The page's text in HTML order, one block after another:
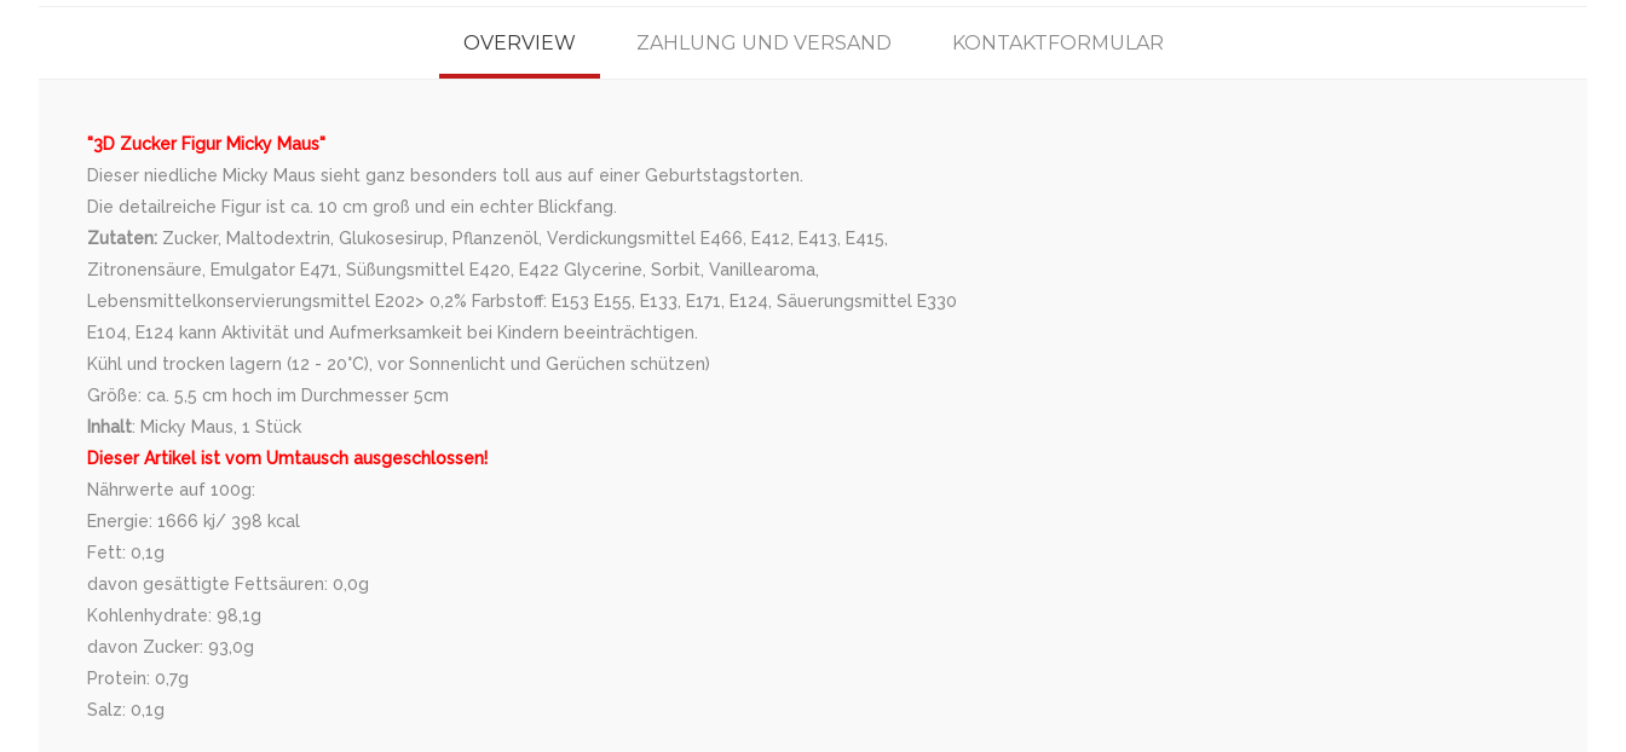
OVERVIEW ZAHLUNG UND VERSAND KONTAKTFORMULAR
"3D Zucker Figur Micky Maus"
Dieser niedliche Micky Maus sieht ganz besonders toll aus auf einer Geburtstagstorten.
Die detailreiche Figur ist ca. 10 cm groß und ein echter Blickfang.
Zutaten: Zucker, Maltodextrin, Glukosesirup, Pflanzenöl, Verdickungsmittel E466, E412, E413, E415,
Zitronensäure, Emulgator E471, Süßungsmittel E420, E422 Glycerine, Sorbit, Vanillearoma,
Lebensmittelkonservierungsmittel E202> 0,2% Farbstoff: E153 E155, E133, E171, E124, Säuerungsmittel E330
E104, E124 kann Aktivität und Aufmerksamkeit bei Kindern beeinträchtigen.
Kühl und trocken lagern (12 - 20°C), vor Sonnenlicht und Gerüchen schützen)
Größe: ca. 5,5 cm hoch im Durchmesser 5cm
Inhalt: Micky Maus, 1 Stück
Dieser Artikel ist vom Umtausch ausgeschlossen!
Nährwerte auf 100g:
Energie: 1666 kj/ 398 kcal
Fett: 0,1g
davon gesättigte Fettsäuren: 0,0g
Kohlenhydrate: 98,1g
davon Zucker: 93,0g
Protein: 0,7g
Salz: 0,1g